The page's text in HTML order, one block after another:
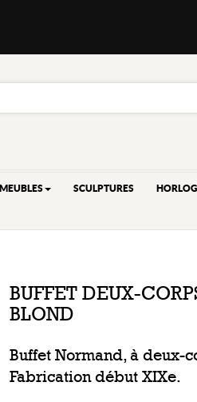
MEUBLES SCULPTURES
BUFFET DEUX-
BLOND
Buffet Normand, à deux-
Fabrication début XIXe.